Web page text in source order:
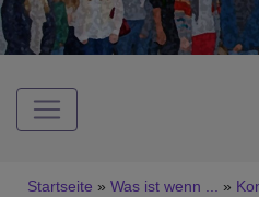
Hauptnavigation
Startseite Was ist wenn ...